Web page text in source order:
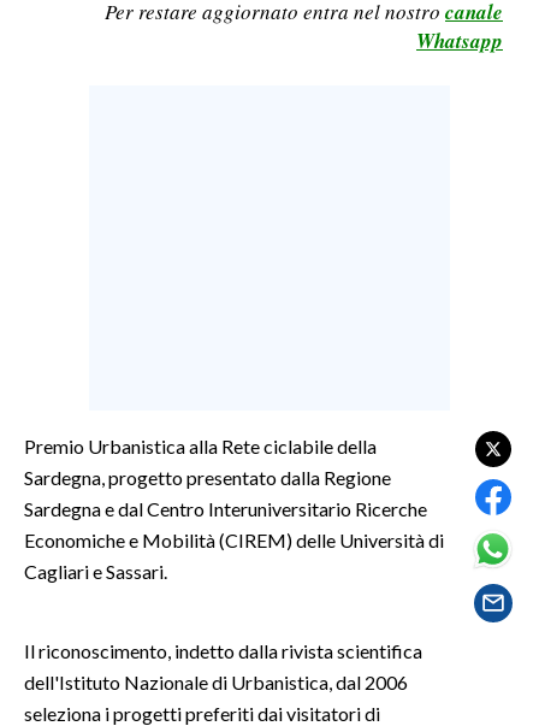
TENNIS
ALTRI SPORT
CULTURA
GOSSIP
SALUTE
Per restare aggiornato entra nel nostro canale
Whatsapp
Premio Urbanistica alla Rete ciclabile della
Sardegna, progetto presentato dalla Regione
Sardegna e dal Centro Interuniversitario Ricerche
Economiche e Mobilità (CIREM) delle Università di
Cagliari e Sassari.
Il riconoscimento, indetto dalla rivista scientifica
dell'Istituto Nazionale di Urbanistica, dal 2006
seleziona i progetti preferiti dai visitatori di